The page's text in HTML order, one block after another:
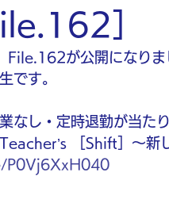
］
File.162が公開になり
です。
なし・定時退勤が当た
［Shift］〜新
P0Vj6XxH040